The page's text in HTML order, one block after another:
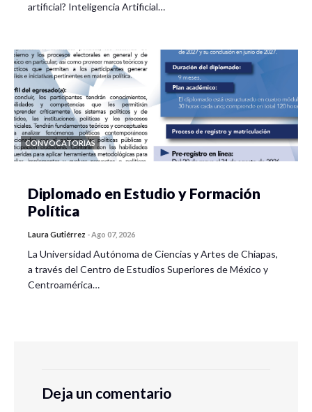
artificial? Inteligencia Artificial…
CONVOCATORIAS
Diplomado en Estudio y Formación
Política
Laura Gutiérrez -Ago 07, 2026
La Universidad Autónoma de Ciencias y Artes de Chiapas,
a través del Centro de Estudios Superiores de México y
Centroamérica…
Deja un comentario